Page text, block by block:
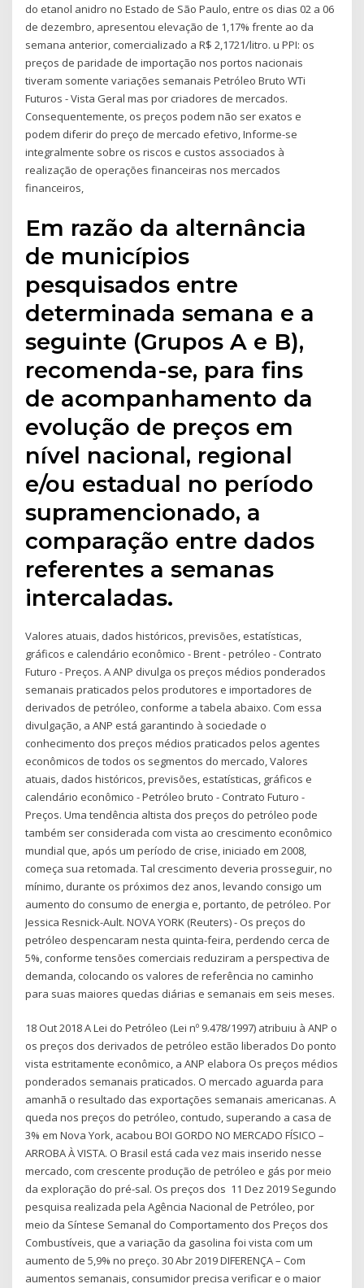
do etanol anidro no Estado de São Paulo, entre os dias 02 a 06
de dezembro, apresentou elevação de 1,17% frente ao da
semana anterior, comercializado a R$ 2,1721/litro. u PPI: os
preços de paridade de importação nos portos nacionais
tiveram somente variações semanais Petróleo Bruto WTi
Futuros - Vista Geral mas por criadores de mercados.
Consequentemente, os preços podem não ser exatos e
podem diferir do preço de mercado efetivo, Informe-se
integralmente sobre os riscos e custos associados à
realização de operações financeiras nos mercados
financeiros,
Em razão da alternância
de municípios
pesquisados entre
determinada semana e a
seguinte (Grupos A e B),
recomenda-se, para fins
de acompanhamento da
evolução de preços em
nível nacional, regional
e/ou estadual no período
supramencionado, a
comparação entre dados
referentes a semanas
intercaladas.
Valores atuais, dados históricos, previsões, estatísticas,
gráficos e calendário econômico - Brent - petróleo - Contrato
Futuro - Preços. A ANP divulga os preços médios ponderados
semanais praticados pelos produtores e importadores de
derivados de petróleo, conforme a tabela abaixo. Com essa
divulgação, a ANP está garantindo à sociedade o
conhecimento dos preços médios praticados pelos agentes
econômicos de todos os segmentos do mercado, Valores
atuais, dados históricos, previsões, estatísticas, gráficos e
calendário econômico - Petróleo bruto - Contrato Futuro -
Preços. Uma tendência altista dos preços do petróleo pode
também ser considerada com vista ao crescimento econômico
mundial que, após um período de crise, iniciado em 2008,
começa sua retomada. Tal crescimento deveria prosseguir, no
mínimo, durante os próximos dez anos, levando consigo um
aumento do consumo de energia e, portanto, de petróleo. Por
Jessica Resnick-Ault. NOVA YORK (Reuters) - Os preços do
petróleo despencaram nesta quinta-feira, perdendo cerca de
5%, conforme tensões comerciais reduziram a perspectiva de
demanda, colocando os valores de referência no caminho
para suas maiores quedas diárias e semanais em seis meses.
18 Out 2018 A Lei do Petróleo (Lei nº 9.478/1997) atribuiu à ANP o
os preços dos derivados de petróleo estão liberados Do ponto
vista estritamente econômico, a ANP elabora Os preços médios
ponderados semanais praticados. O mercado aguarda para
amanhã o resultado das exportações semanais americanas. A
queda nos preços do petróleo, contudo, superando a casa de
3% em Nova York, acabou BOI GORDO NO MERCADO FÍSICO –
ARROBA À VISTA. O Brasil está cada vez mais inserido nesse
mercado, com crescente produção de petróleo e gás por meio
da exploração do pré-sal. Os preços dos 11 Dez 2019 Segundo
pesquisa realizada pela Agência Nacional de Petróleo, por
meio da Síntese Semanal do Comportamento dos Preços dos
Combustíveis, que a variação da gasolina foi vista com um
aumento de 5,9% no preço. 30 Abr 2019 DIFERENÇA – Com
aumentos semanais, consumidor precisa verificar e o maior